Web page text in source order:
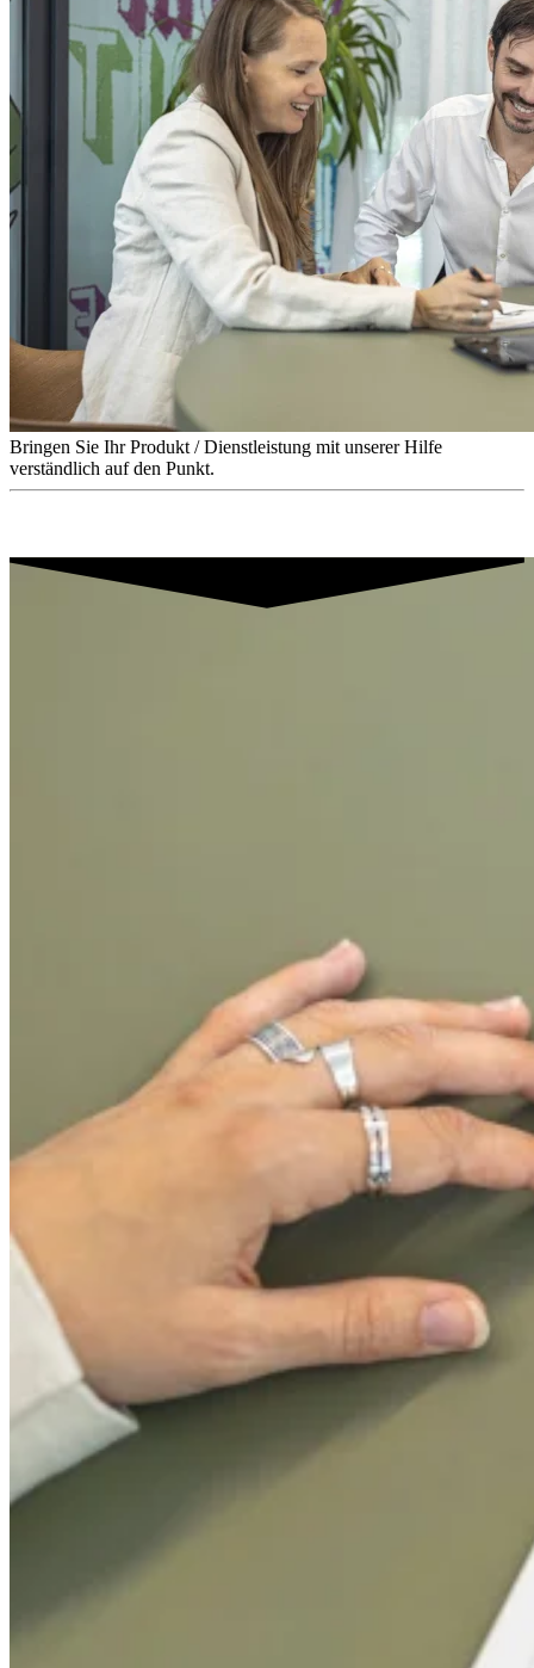
Bringen Sie Ihr Produkt / Dienstleistung mit unserer Hilfe
verständlich auf den Punkt.